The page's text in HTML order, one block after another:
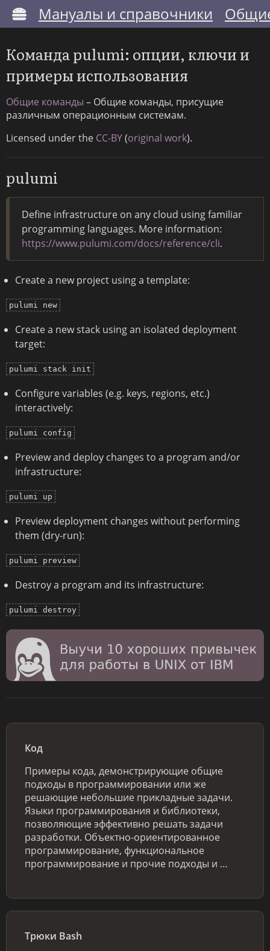
Мануалы и справочники
Команда pulumi: опции, ключи и
примеры использования
Общие команды – Общие команды, присущие
различным операционным системам.
Licensed under the CC-BY(original work).
pulumi
Define infrastructure on any cloud using familiar
programming languages. More information:
https://www.pulumi.com/docs/reference/cli.
Create a new project using a template:
pulumi new
Create a new stack using an isolated deployment
target:
pulumi stack init
Configure variables (e.g. keys, regions, etc.)
interactively:
pulumi config
Preview and deploy changes to a program and/or
infrastructure:
pulumi up
Preview deployment changes without performing
them (dry-run):
pulumi preview
Destroy a program and its infrastructure:
pulumi destroy
Код
Примеры кода, демонстрирующие общие
подходы в программировании или же
решающие небольшие прикладные задачи.
Языки программирования и библиотеки,
позволяющие эффективно решать задачи
разработки. Объектно-ориентированное
программирование, функциональное
программирование и прочие подходы и …
Трюки Bash